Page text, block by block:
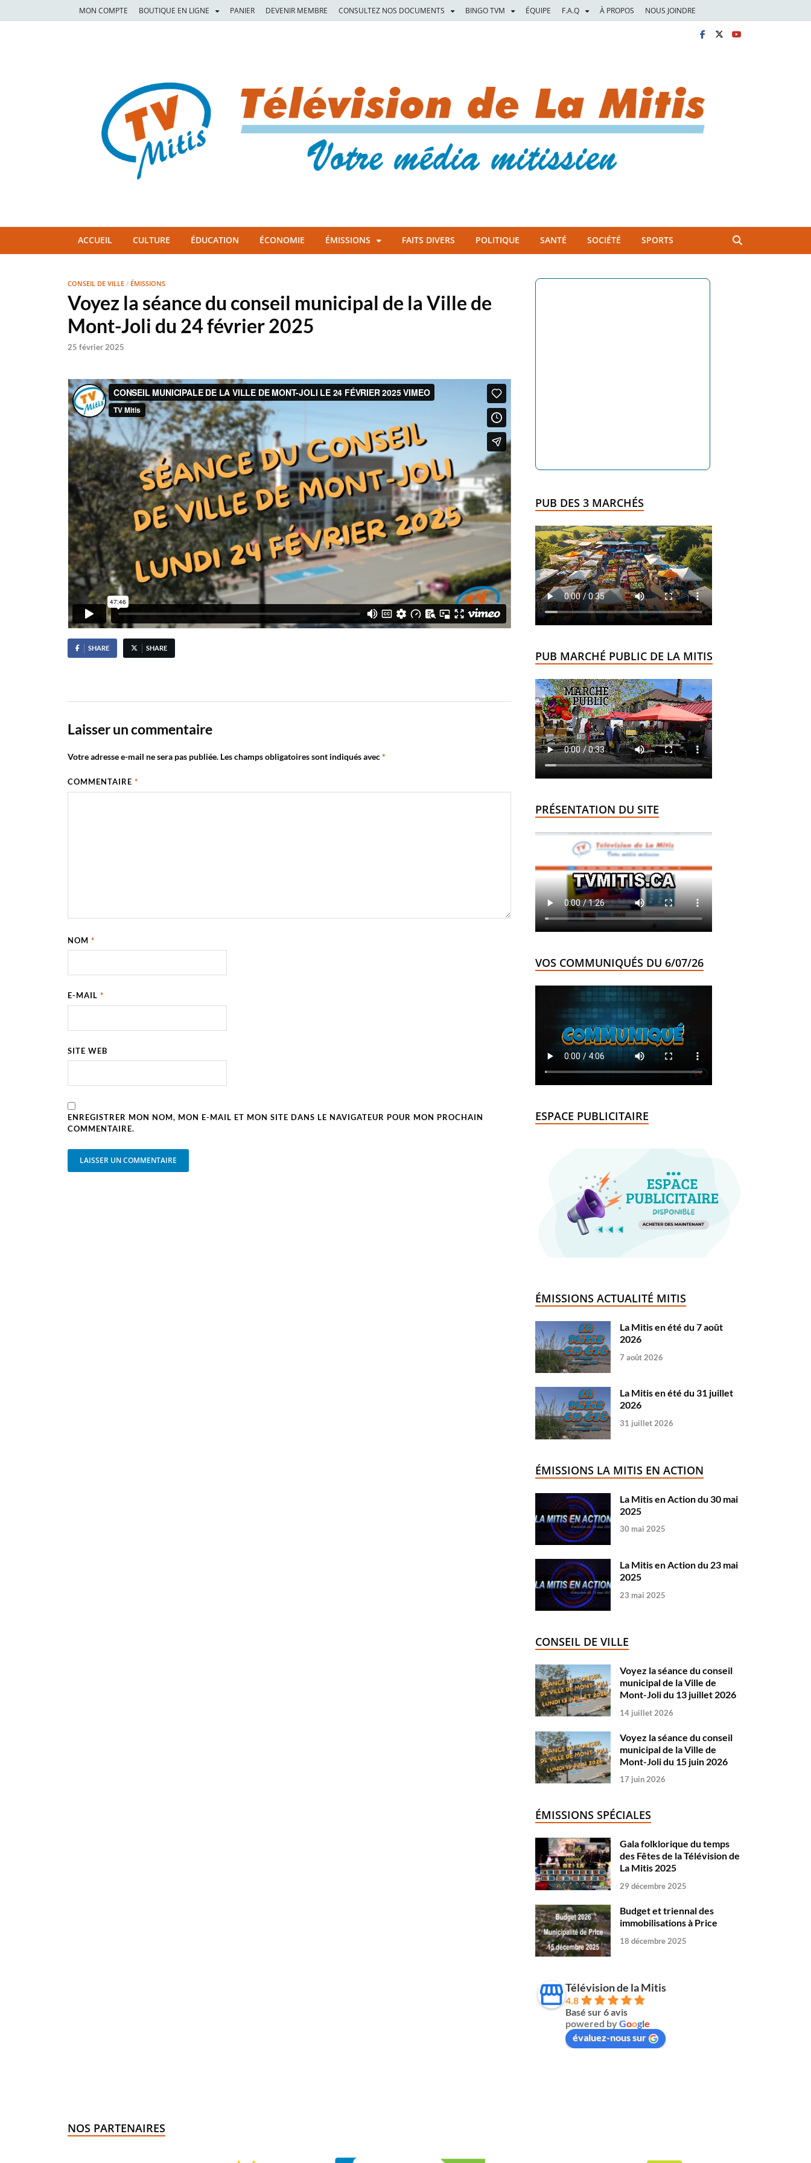
MON COMPTE BOUTIQUE EN LIGNE PANIER DEVENIR MEMBRE CONSULTEZ NOS DOCUMENTS BINGO TVM ÉQUIPE F.A.Q À PROPOS NOUS JOINDRE
TVM
ACCUEIL CULTURE ÉDUCATION ÉCONOMIE ÉMISSIONS FAITS DIVERS POLITIQUE SANTÉ SOCIÉTÉ SPORTS
CONSEIL DE VILLE / ÉMISSIONS
Voyez la séance du conseil municipal de la Ville de
Mont-Joli du 24 février 2025
25 février 2025
SHARE SHARE
Laisser un commentaire
Votre adresse e-mail ne sera pas publiée. Les champs obligatoires sont indiqués avec*
COMMENTAIRE*
NOM*
E-MAIL*
SITE WEB
ENREGISTRER MON NOM, MON E-MAIL ET MON SITE DANS LE NAVIGATEUR POUR MON PROCHAIN
COMMENTAIRE.
PUB DES 3 MARCHÉS
PUB MARCHÉ PUBLIC DE LA MITIS
PRÉSENTATION DU SITE
VOS COMMUNIQUÉS DU 6/07/26
ESPACE PUBLICITAIRE
ÉMISSIONS ACTUALITÉ MITIS
La Mitis en été du 7 août
2026
7 août 2026
La Mitis en été du 31 juillet
2026
31 juillet 2026
ÉMISSIONS LA MITIS EN ACTION
La Mitis en Action du 30 mai
2025
30 mai 2025
La Mitis en Action du 23 mai
2025
23 mai 2025
CONSEIL DE VILLE
Voyez la séance du conseil
municipal de la Ville de
Mont-Joli du 13 juillet 2026
14 juillet 2026
Voyez la séance du conseil
municipal de la Ville de
Mont-Joli du 15 juin 2026
17 juin 2026
ÉMISSIONS SPÉCIALES
Gala folklorique du temps
des Fêtes de la Télévision de
La Mitis 2025
29 décembre 2025
Budget et triennal des
immobilisations à Price
18 décembre 2025
Télévision de la Mitis
4.8
Basé sur 6 avis
powered byGoogle
évaluez-nous sur
NOS PARTENAIRES